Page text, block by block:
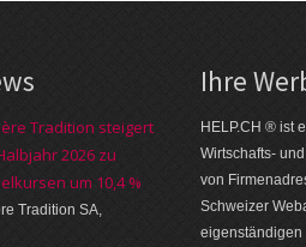
Tradition steigert
2026 zu
um 10,4 %
Tradition SA,
Ihre
HELP.CH ® ist
Wirt­schafts-
von
Schweizer
eigen­ständigen